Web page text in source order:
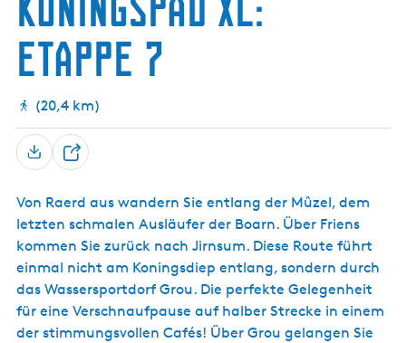
Etappe 7
(20,4 km)
T
i
l
e
n
Von Raerd aus wandern Sie entlang der Mûzel, dem
letzten schmalen Ausläufer der Boarn. Über Friens
kommen Sie zurück nach Jirnsum. Diese Route führt
einmal nicht am Koningsdiep entlang, sondern durch
das Wassersportdorf Grou. Die perfekte Gelegenheit
für eine Verschnaufpause auf halber Strecke in einem
der stimmungsvollen Cafés! Über Grou gelangen Sie